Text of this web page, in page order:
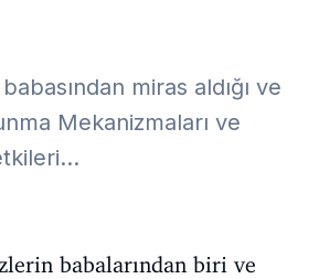
miras aldığı ve
Mekanizmaları ve
babalarından biri ve